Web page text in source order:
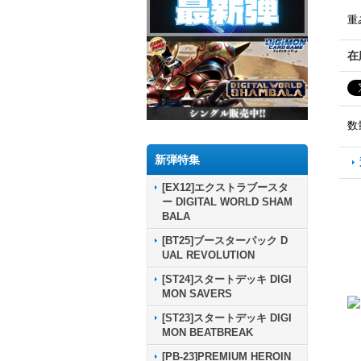
新弾特集
[EX12]エクストラブースタ
ー DIGITAL WORLD SHAM
BALA
[BT25]ブースターパック D
UAL REVOLUTION
[ST24]スタートデッキ DIGI
MON SAVERS
[ST23]スタートデッキ DIGI
MON BEATBREAK
[PB-23]PREMIUM HEROIN
重
在
数